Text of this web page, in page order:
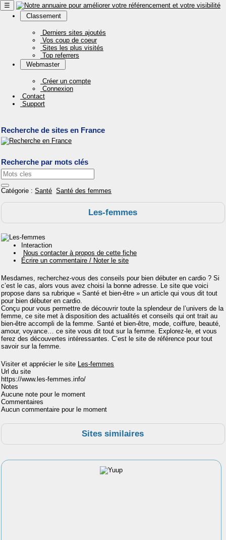
☰
Classement
Derniers sites ajoutés
Vos coup de coeur
Sites les plus visités
Top referrers
Webmaster
Créer un compte
Connexion
Contact
Support
Recherche de sites en France
Recherche par mots clés
Catégorie :Santé Santé des femmes
Les-femmes
Interaction
Nous contacter à propos de cette fiche
Écrire un commentaire / Noter le site
Mesdames, recherchez-vous des conseils pour bien débuter en cardio ? Si
c’est le cas, alors vous avez choisi la bonne adresse. Le site que voici
propose dans sa rubrique « Santé et bien-être » un article qui vous dit tout
pour bien débuter en cardio.
Conçu pour vous permettre de découvrir toute la splendeur de l’univers de la
femme, ce site met à disposition des actualités et conseils qui ont trait au
bien-être accompli de la femme. Santé et bien-être, mode, coiffure, beauté,
amour, voyance… ce site vous dit tout sur la femme. Explorez-le, et vous
ferez des découvertes intéressantes. C’est le site de référence pour tout
savoir sur la femme.
Visiter et apprécier le site Les-femmes
Url du site
https://www.les-femmes.info/
Notes
Aucune note pour le moment
Commentaires
Aucun commentaire pour le moment
Sites similaires